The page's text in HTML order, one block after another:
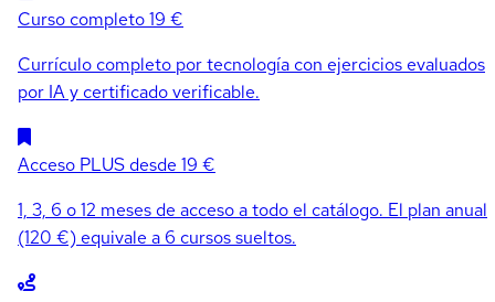
Curso completo19 €
Currículo completo por tecnología con ejercicios evaluados
por IA y certificado verificable.
Acceso PLUS desde 19 €
1, 3, 6 o 12 meses de acceso a todo el catálogo. El plan anual
(120 €) equivale a 6 cursos sueltos.